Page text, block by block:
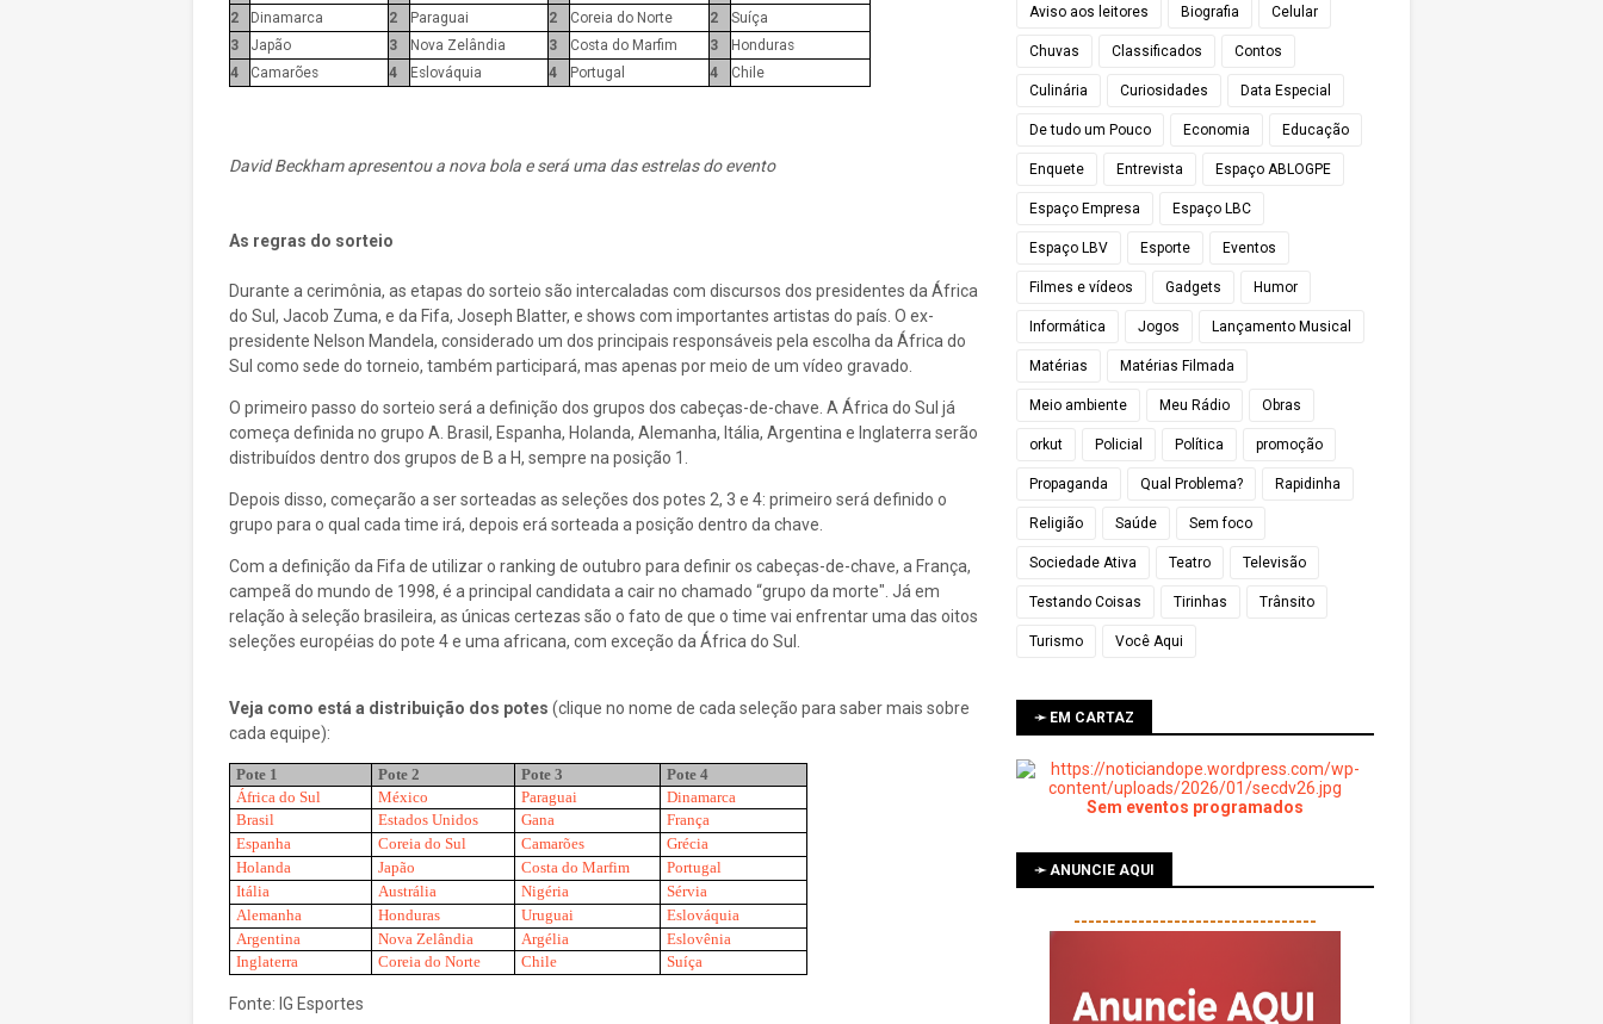
2
Dinamarca 2 Paraguai 2 Coreia do Norte 2
Suíça
3
Japão 3 Nova Zelândia 3 Costa do Marfim 3
Honduras
4
Camarões 4 Eslováquia 4 Portugal 4 Chile
David Beckham apresentou a nova bola e será uma das estrelas do evento
As regras do sorteio
Durante a cerimônia, as etapas do sorteio são intercaladas com discursos dos presidentes da África
do Sul, Jacob Zuma, e da Fifa, Joseph Blatter, e shows com importantes artistas do país. O ex-
presidente Nelson Mandela, considerado um dos principais responsáveis pela escolha da África do
Sul como sede do torneio, também participará, mas apenas por meio de um vídeo gravado.
O primeiro passo do sorteio será a definição dos grupos dos cabeças-de-chave. A África do Sul já
começa definida no grupo A. Brasil, Espanha, Holanda, Alemanha, Itália, Argentina e Inglaterra serão
distribuídos dentro dos grupos de B a H, sempre na posição 1.
Depois disso, começarão a ser sorteadas as seleções dos potes 2, 3 e 4: primeiro será definido o
grupo para o qual cada time irá, depois erá sorteada a posição dentro da chave.
Com a definição da Fifa de utilizar o ranking de outubro para definir os cabeças-de-chave, a França,
campeã do mundo de 1998, é a principal candidata a cair no chamado “grupo da morte". Já em
relação à seleção brasileira, as únicas certezas são o fato de que o time vai enfrentar uma das oitos
seleções européias do pote 4 e uma africana, com exceção da África do Sul.
Veja como está a distribuição dos potes (clique no nome de cada seleção para saber mais sobre
cada equipe):
Pote 1 Pote 2 Pote 3
Pote 4
África do Sul
México Paraguai
Dinamarca
Brasil
Estados Unidos Gana
França
Espanha
Coreia do Sul Camarões
Grécia
Holanda
Japão Costa do Marfim
Portugal
Itália
Austrália Nigéria
Sérvia
Alemanha
Honduras Uruguai
Eslováquia
Argentina
Nova Zelândia Argélia
Eslovênia
Inglaterra
Coreia do Norte Chile Suíça
Fonte: IG Esportes
Aviso aos leitores Biografia Celular
Chuvas Classificados Contos
Culinária Curiosidades Data Especial
De tudo um Pouco Economia Educação
Enquete Entrevista Espaço ABLOGPE
Espaço Empresa Espaço LBC
Espaço LBV Esporte Eventos
Filmes e vídeos Gadgets Humor
Informática Jogos Lançamento Musical
Matérias Matérias Filmada
Meio ambiente Meu Rádio Obras
orkut Policial Política promoção
Propaganda Qual Problema? Rapidinha
Religião Saúde Sem foco
Sociedade Ativa Teatro Televisão
Testando Coisas Tirinhas Trânsito
Turismo Você Aqui
➛ EM CARTAZ
Sem eventos programados
➛ ANUNCIE AQUI
----------------------------------